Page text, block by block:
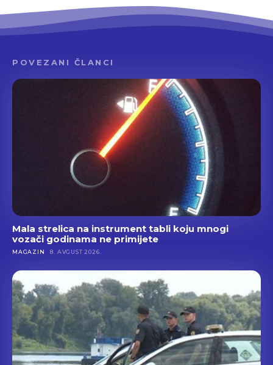
POVEZANI ČLANCI
Mala strelica na instrument tabli koju mnogi
vozači godinama ne primijete
MAGAZIN 8. AVGUST 2026.